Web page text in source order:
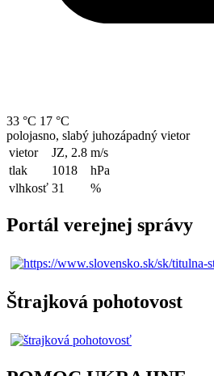
33 °C 17 °C
polojasno, slabý juhozápadný vietor
vietor
JZ, 2.8 m/s
tlak
1018
hPa
vlhkosť 31 %
Portál verejnej správy
Štrajková pohotovost